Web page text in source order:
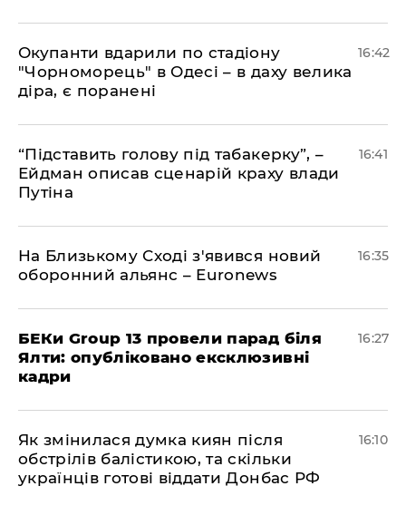
​Окупанти вдарили по стадіону
"Чорноморець" в Одесі – в даху велика
діра, є поранені
16:42
​“Підставить голову під табакерку”, –
Ейдман описав сценарій краху влади
Путіна
16:41
На Близькому Сході з'явився новий
оборонний альянс – Euronews
16:35
БЕКи Group 13 провели парад біля
Ялти: опубліковано ексклюзивні
кадри
16:27
Як змінилася думка киян після
обстрілів балістикою, та скільки
українців готові віддати Донбас РФ
16:10